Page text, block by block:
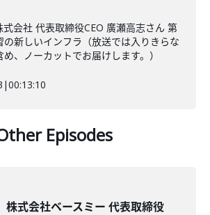
式会社 代表取締役CEO 廣瀬高志さん 第
の新しいインフラ（放送では入りきらな
、ノーカットでお届けします。）
|00:13:10
Episodes
株式会社ベースミー 代表取締役